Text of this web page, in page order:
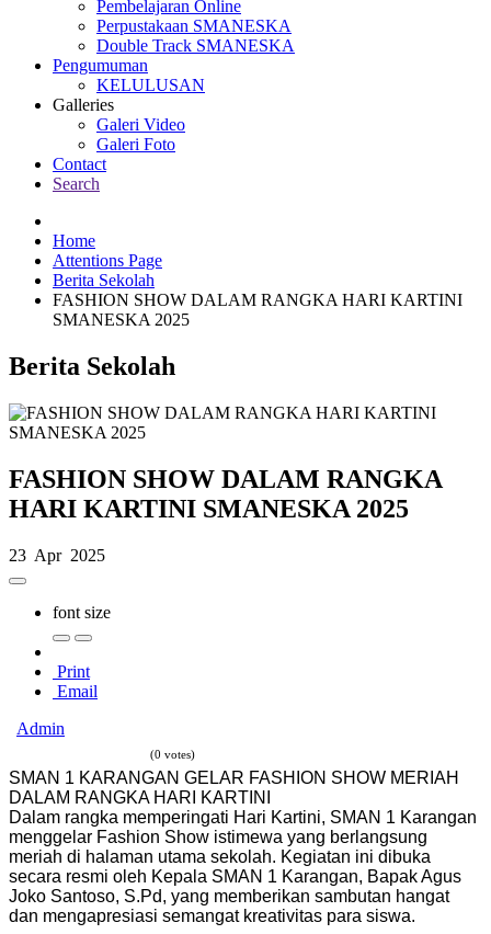
Pembelajaran Online
Perpustakaan SMANESKA
Double Track SMANESKA
Pengumuman
KELULUSAN
Galleries
Galeri Video
Galeri Foto
Contact
Search
Home
Attentions Page
Berita Sekolah
FASHION SHOW DALAM RANGKA HARI KARTINI
SMANESKA 2025
Berita Sekolah
FASHION SHOW DALAM RANGKA
HARI KARTINI SMANESKA 2025
23 Apr 2025
font size
Print
Email
Admin
(0 votes)
SMAN 1 KARANGAN GELAR FASHION SHOW MERIAH
DALAM RANGKA HARI KARTINI
Dalam rangka memperingati Hari Kartini, SMAN 1 Karangan
menggelar Fashion Show istimewa yang berlangsung
meriah di halaman utama sekolah. Kegiatan ini dibuka
secara resmi oleh Kepala SMAN 1 Karangan, Bapak Agus
Joko Santoso, S.Pd, yang memberikan sambutan hangat
dan mengapresiasi semangat kreativitas para siswa.